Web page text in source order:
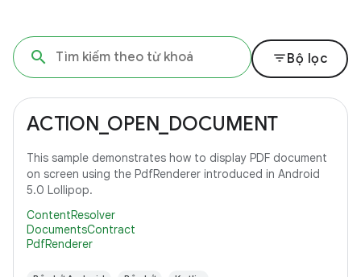
filter_listBộ lọc
ACTION_OPEN_DOCUMENT
This sample demonstrates how to display PDF document
on screen using the PdfRenderer introduced in Android
5.0 Lollipop.
ContentResolver
DocumentsContract
PdfRenderer